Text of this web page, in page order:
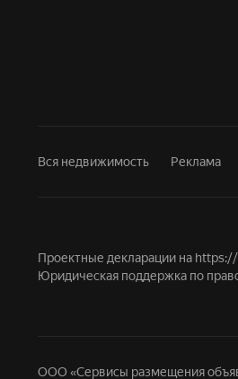
Вся недвижимость Реклама
Проектные декларации на
Юридическая поддержка по
ООО «Сервисы размещения